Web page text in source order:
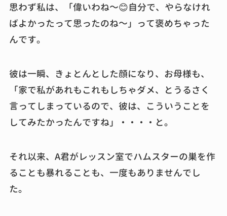
思わず私は、「偉いわね～😊自分で、やらなけれ
ばよかったって思ったのね～」って褒めちゃった
んです。
彼は一瞬、きょとんとした顔になり、お母様も、
「家で私があれもこれもしちゃダメ、とうるさく
言ってしまっているので、彼は、こういうことを
してみたかったんですね」・・・・と。
それ以来、A君がレッスン室でハムスターの巣を作
ることも暴れることも、一度もありませんでし
た。